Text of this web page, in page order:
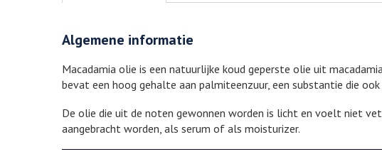
Algemene informatie
Macadamia olie is een natuurlijke koud geperste olie uit
bevat een hoog gehalte aan palmiteenzuur, een substantie die
De olie die uit de noten gewonnen worden is licht en voelt niet
aangebracht worden, als serum of als moisturizer.